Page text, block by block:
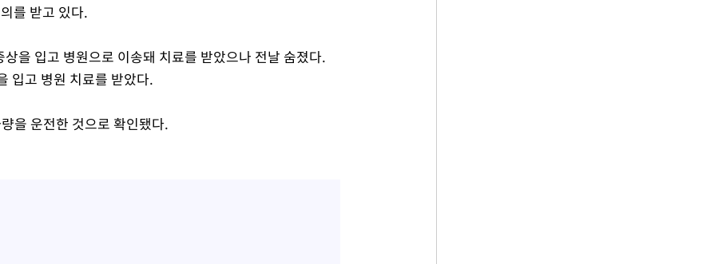
를 받고 있다.
을 입고 병원으로 이송돼 치료를 받았으나 전날 숨졌다.
입고 병원 치료를 받았다.
을 운전한 것으로 확인됐다.